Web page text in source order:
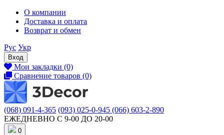
О компании
Доставка и оплата
Возврат и обмен
Рус Укр
Вход
Мои закладки (0)
Сравнение товаров (0)
(068) 091-4-365 (093) 025-0-945 (066) 603-2-890
ЕЖЕДНЕВНО С 9-00 ДО 20-00
0